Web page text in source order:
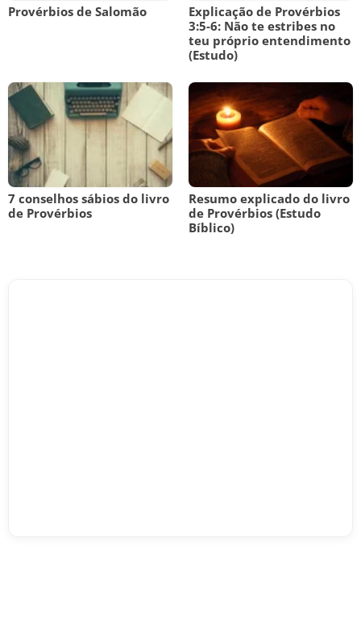
Provérbios de Salomão
Explicação de Provérbios
3:5-6: Não te estribes no
teu próprio entendimento
(Estudo)
7 conselhos sábios do livro
de Provérbios
Resumo explicado do livro
de Provérbios (Estudo
Bíblico)